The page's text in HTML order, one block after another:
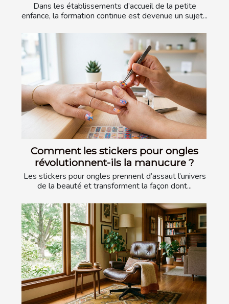
Dans les établissements d’accueil de la petite
enfance, la formation continue est devenue un sujet...
Comment les stickers pour ongles
révolutionnent-ils la manucure ?
Les stickers pour ongles prennent d’assaut l’univers
de la beauté et transforment la façon dont...